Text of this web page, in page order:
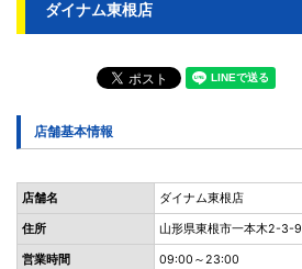
ダイナム東根店
店舗基本情報
店舗名 ダイナム東根店
住所 山形県東根市一本木2-3-9
営業時間 09:00～23:00